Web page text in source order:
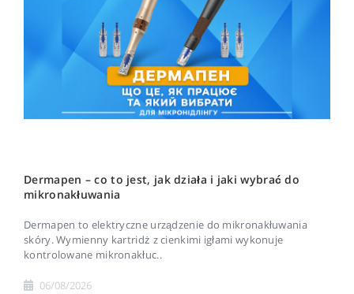
Dermapen – co to jest, jak działa i jaki wybrać do
mikronakłuwania
Dermapen to elektryczne urządzenie do mikronakłuwania
skóry. Wymienny kartridż z cienkimi igłami wykonuje
kontrolowane mikronakłuc..
06/08/2026